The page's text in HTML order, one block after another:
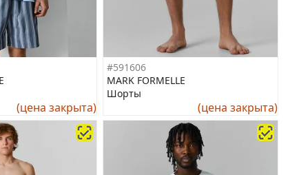
(цена закрыта)
#591606
MARK FORMELLE
Шорты
(цена закрыта)